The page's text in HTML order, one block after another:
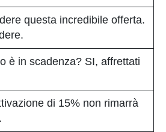
questa incredibile offerta.
è in scadenza? SI, affrettati
di 15% non rimarrà